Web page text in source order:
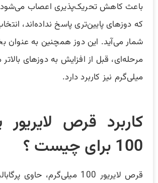
باعث کاهش تحریک‌پذیری اعصاب می‌شود و
که دوزهای پایین‌تری پاسخ نداده‌اند،
شمار می‌آید. این دوز همچنین به عنوان
میلی‌گرم نیز کاربرد دارد.
کاربرد قرص لایریور
100 برای چیست ؟
قرص لایریور 100 میلی‌گرم،